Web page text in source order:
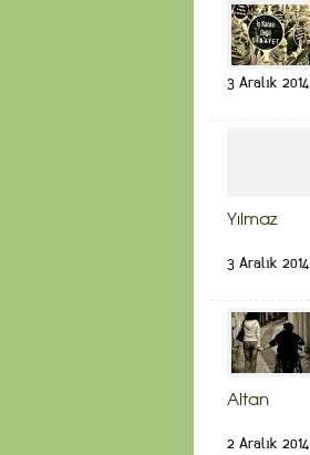
3 Aralık 2014
Yılmaz
3 Aralık 2014
Altan
2 Aralık 2014